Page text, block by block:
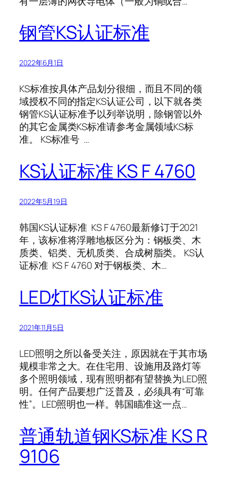
钢管KS认证标准
2022年6月1日
KS标准按具体产品划分很细，而且不同的领
域授权不同的指定KS认证公司，以下就各类
钢管KS认证标准予以列举说明，除钢管以外
的其它金属类KS标准请参考金属领域KS标
准。 KS标准号 …
KS认证标准 KS F 4760
2022年5月19日
韩国KS认证标准 KS F 4760最新修订于2021
年，该标准将浮雕地板区分为：钢板类、木
质类、铝类、无机质类、合成树脂类。 KS认
证标准 KS F 4760 对于钢板类、木…
LED灯KS认证标准
2021年11月5日
LED照明之所以备受关注，原因就在于其市场
规模非常之大。在住宅用、设施用及路灯等
多个照明领域，现有照明都有望替换为LED照
明。任何产品要想广泛普及，必须具有“可靠
性”。LED照明也一样。韩国瞄准这一点…
普通轨道钢KS标准 KS R
9106